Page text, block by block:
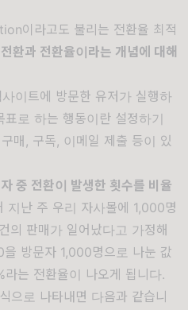
이라고도 불리는 전환율 최적
전환과 전환율이라는 개념에 대해
이트에 방문한 유저가 실행하
로 하는 행동이란 설정하기
매, 구독, 이메일 제출 등이 있
중 전환이 발생한 횟수를 비율
지난 주 우리 자사몰에 1,000명
의 판매가 일어났다고 가정해
방문자 1,000명으로 나눈 값
는 전환율이 나오게 됩니다.
으로 나타내면 다음과 같습니